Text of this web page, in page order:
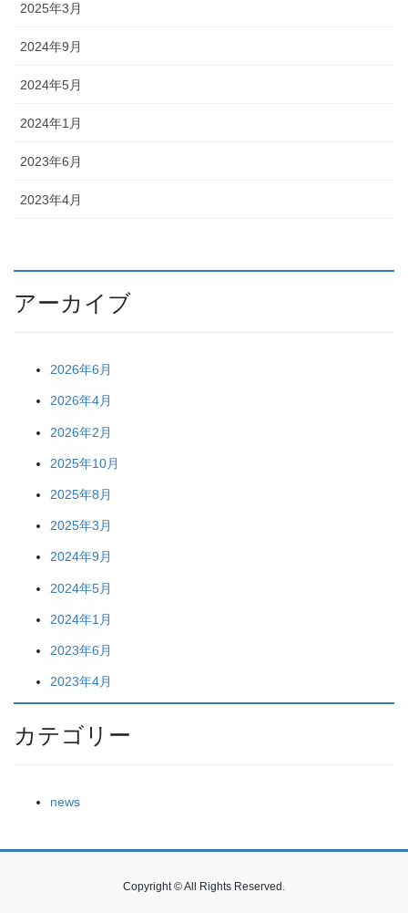
2025年3月
2024年9月
2024年5月
2024年1月
2023年6月
2023年4月
アーカイブ
2026年6月
2026年4月
2026年2月
2025年10月
2025年8月
2025年3月
2024年9月
2024年5月
2024年1月
2023年6月
2023年4月
カテゴリー
news
Copyright © All Rights Reserved.